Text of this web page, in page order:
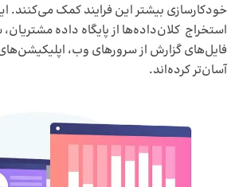
خودکارسازی بیشتر این فرایند کمک می‌کنند.
استخراج کلان‌داده‌ها از پایگاه‌ دادهمشتریان،
فایل‌های گزارش از سرورهای وب،
آسان‌تر کرده‌اند.